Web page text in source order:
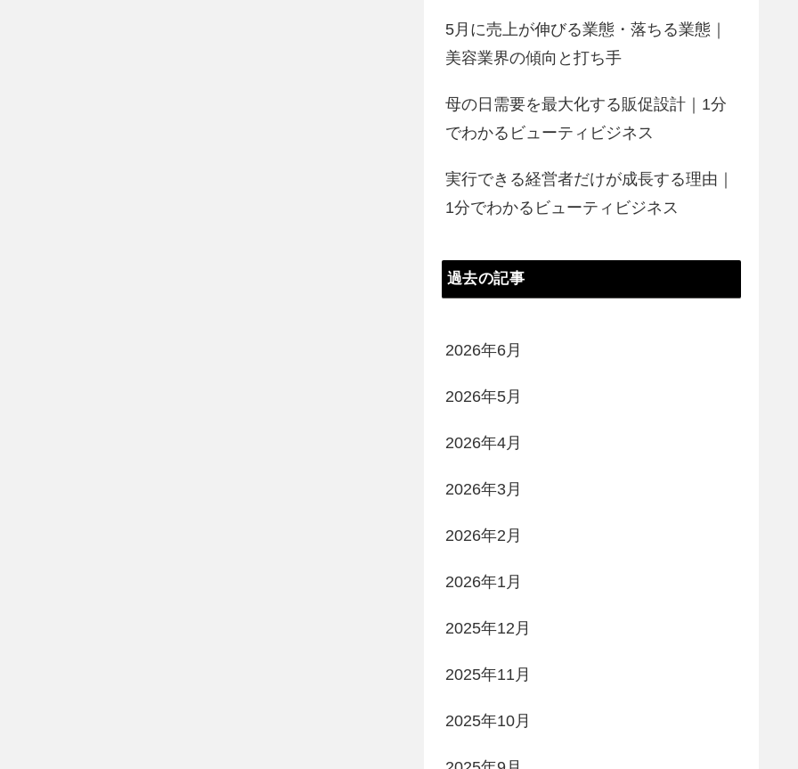
5月に売上が伸びる業態・落ちる業態｜
美容業界の傾向と打ち手
母の日需要を最大化する販促設計｜1分
でわかるビューティビジネス
実行できる経営者だけが成長する理由｜
1分でわかるビューティビジネス
過去の記事
2026年6月
2026年5月
2026年4月
2026年3月
2026年2月
2026年1月
2025年12月
2025年11月
2025年10月